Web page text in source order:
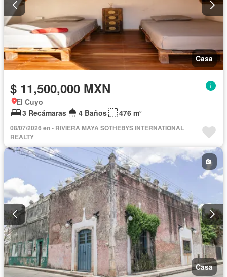
Caseta de vigilancia
Conserje
Sauna
Permite mascotas
Permite niños
Solo familias
Sin amueblar
Casa
$ 11,500,000 MXN
El Cuyo
3 Recámaras
4 Baños 476 m²
08/07/2026 en - RIVIERA MAYA SOTHEBYS INTERNATIONAL
REALTY
Casa